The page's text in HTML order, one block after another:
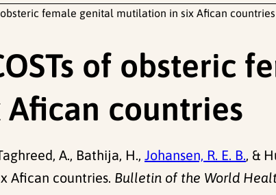
obsteric female genital mutilation in six Afican countries
of obsteric
countries
A., Bathija, H., Johansen, R. E. B., &
Afican countries. Bulletin of the World